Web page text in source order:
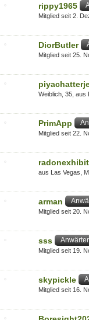
rippy1965
Mitglied seit 2.
DiorButler
Mitglied seit 25.
Weiblich 35 aus
PrimApp
Mitglied seit 22.
aus Las Vegas
arman
Mitglied seit 20.
sss Anwärter
Mitglied seit 19.
skypickle
Mitglied seit 16.